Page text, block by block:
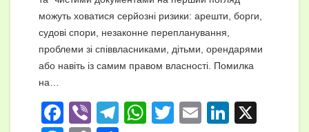
можуть ховатися серйозні ризики: арешти, борги,
судові спори, незаконне перепланування,
проблеми зі співвласниками, дітьми, орендарями
або навіть із самим правом власності. Помилка
на…
F
Vi T
W T
E
Li